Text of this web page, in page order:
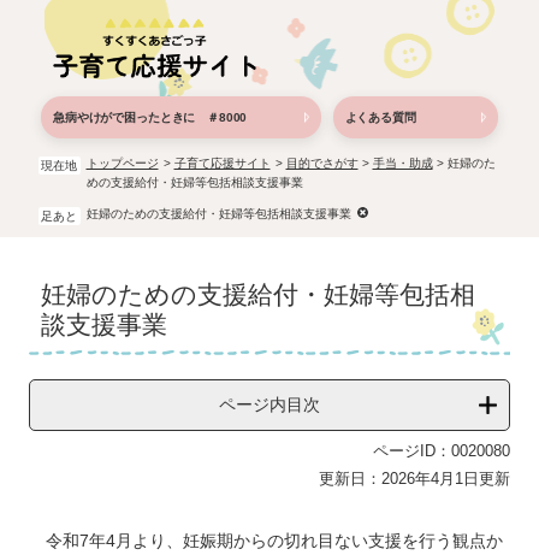
急病やけがで困ったときに ＃8000 よくある質問
現在地 トップページ > 子育て応援サイト > 目的でさがす> 手当・助成> 妊婦のた
めの支援給付・妊婦等包括相談支援事業
足あと 妊婦のための支援給付・妊婦等包括相談支援事業
文妊婦のための支援給付・妊婦等包括相
談支援事業
ページ内目次
ページID：0020080
更新日：2026年4月1日更新
令和7年4月より、妊娠期からの切れ目ない支援を行う観点か